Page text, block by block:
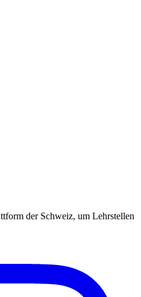
der Schweiz, um Lehrstellen